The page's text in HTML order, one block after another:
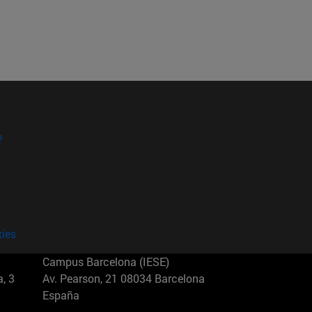
3
Campus Barcelona (IESE)
Av. Pearson, 21 08034 Barcelona
España